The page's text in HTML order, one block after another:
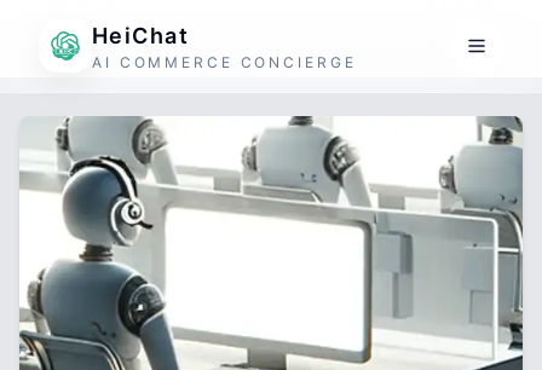
HeiChat
AI COMMERCE CONCIERGE